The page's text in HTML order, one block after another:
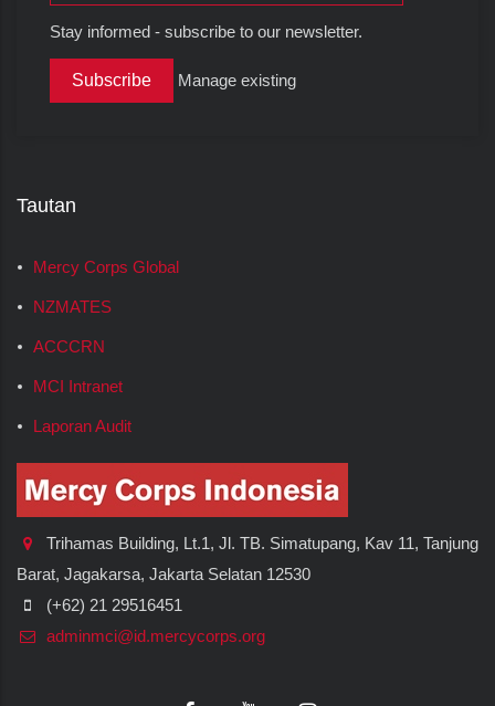
Stay informed - subscribe to our newsletter.
Manage existing
Tautan
Mercy Corps Global
NZMATES
ACCCRN
MCI Intranet
Laporan Audit
Trihamas Building, Lt.1, Jl. TB. Simatupang, Kav 11, Tanjung
Barat, Jagakarsa, Jakarta Selatan 12530
(+62) 21 29516451
adminmci@id.mercycorps.org